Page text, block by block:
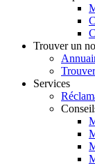
Trouver un
Services